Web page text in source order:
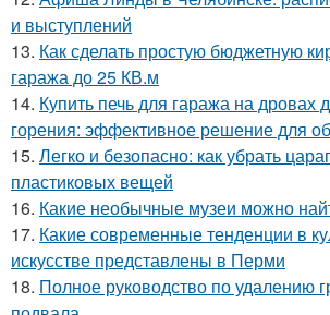
и выступлений
13. Как сделать простую бюджетную
гаража до 25 КВ.м
14. Купить печь для гаража на дровах
горения: эффективное решение для
15. Легко и безопасно: как убрать
пластиковых вещей
16. Какие необычные музеи можно
17. Какие современные тенденции в
искусстве представлены в Перми
18. Полное руководство по удалению